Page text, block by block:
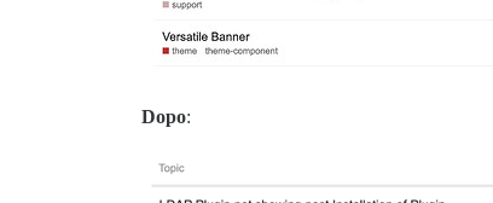
Dopo: